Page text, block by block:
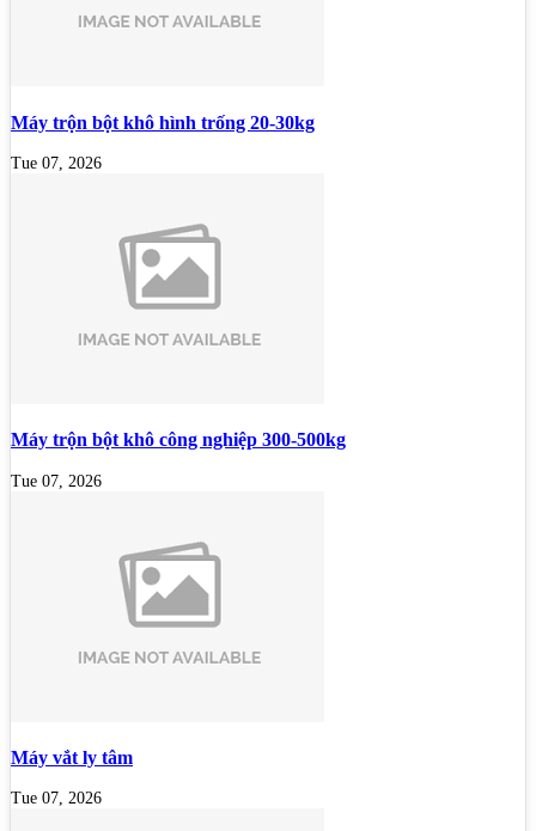
Máy trộn bột khô hình trống 20-30kg
Tue 07, 2026
Máy trộn bột khô công nghiệp 300-500kg
Tue 07, 2026
Máy vắt ly tâm
Tue 07, 2026